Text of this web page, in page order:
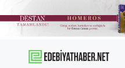
atla